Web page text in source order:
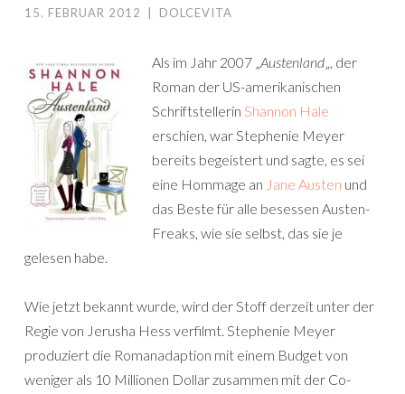
15. FEBRUAR 2012 DOLCEVITA
Als im Jahr 2007 „Austenland„, der
Roman der US-amerikanischen
Schriftstellerin Shannon Hale
erschien, war Stephenie Meyer
bereits begeistert und sagte, es sei
eine Hommage an Jane Austen und
das Beste für alle besessen Austen-
Freaks, wie sie selbst, das sie je
gelesen habe.
Wie jetzt bekannt wurde, wird der Stoff derzeit unter der
Regie von Jerusha Hess verfilmt. Stephenie Meyer
produziert die Romanadaption mit einem Budget von
weniger als 10 Millionen Dollar zusammen mit der Co-